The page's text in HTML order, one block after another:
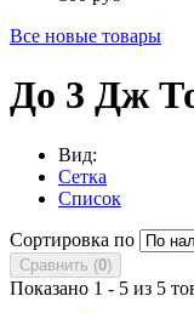
Все новые товары
До 3 Дж
Вид:
Сетка
Список
Сортировка по
Сравнить (0)
Показано 1 - 5 из 5